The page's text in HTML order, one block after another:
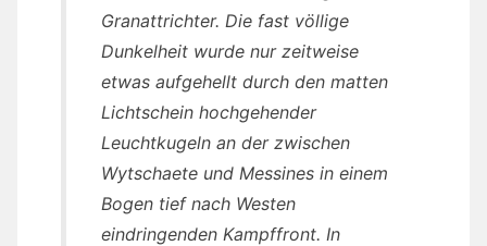
Granattrichter. Die fast völlige
Dunkelheit wurde nur zeitweise
etwas aufgehellt durch den matten
Lichtschein hochgehender
Leuchtkugeln an der zwischen
Wytschaete und Messines in einem
Bogen tief nach Westen
eindringenden Kampffront. In